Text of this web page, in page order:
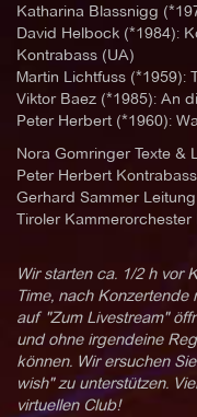
Katharina Blassnigg
David Helbock (*1984):
Kontrabass (UA)
Martin Lichtfuss (*1959):
Viktor Baez (*1985): An
Peter Herbert (*1960):
Nora Gomringer Texte &
Peter Herbert Kontrabass
Gerhard Sammer Leitung
Tiroler Kammerorchester
Wir starten ca. 1/2 h vor
Time, nach
auf "Zum Livestream"
und ohne irgendeine
können. Wir ersuchen
wish" zu unterstützen.
virtuellen Club!